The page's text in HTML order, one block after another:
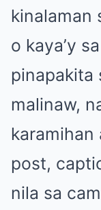
kinalaman
o kaya’y
pinapakita
malinaw,
post,
nila sa